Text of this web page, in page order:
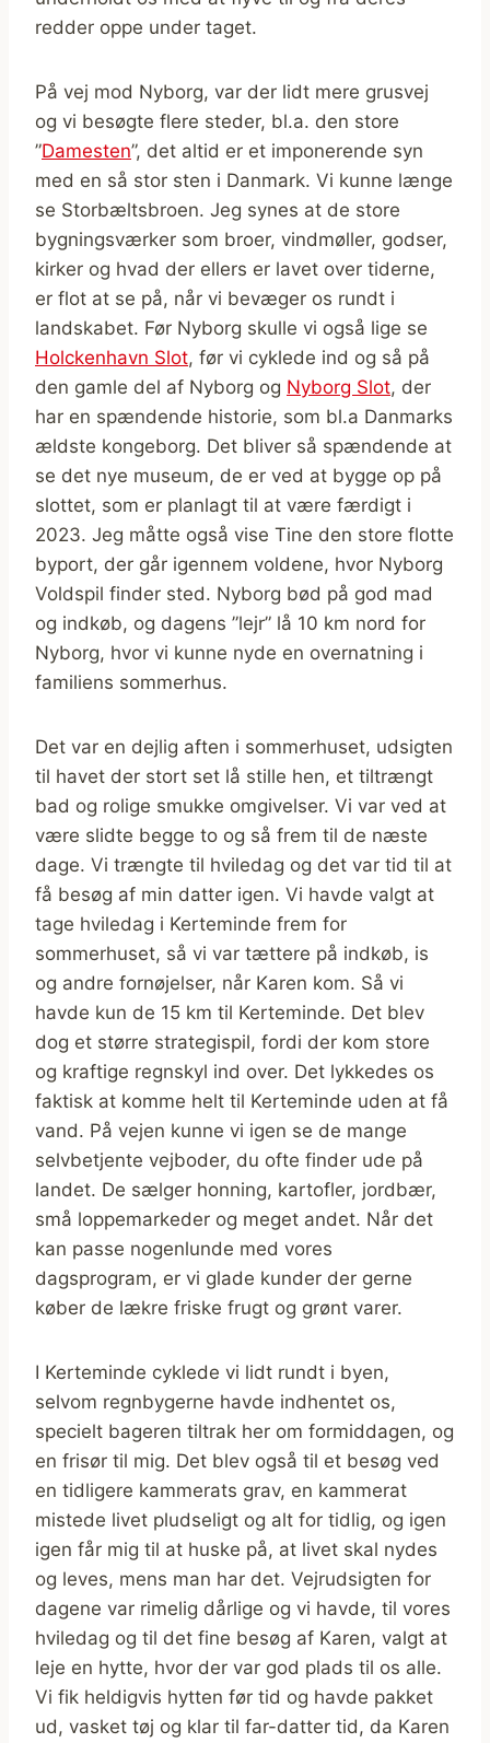
redder oppe under taget.
På vej mod Nyborg, var der lidt mere grusvej
og vi besøgte flere steder, bl.a. den store
”Damesten”, det altid er et imponerende syn
med en så stor sten i Danmark. Vi kunne længe
se Storbæltsbroen. Jeg synes at de store
bygningsværker som broer, vindmøller, godser,
kirker og hvad der ellers er lavet over tiderne,
er flot at se på, når vi bevæger os rundt i
landskabet. Før Nyborg skulle vi også lige se
Holckenhavn Slot, før vi cyklede ind og så på
den gamle del af Nyborg og Nyborg Slot, der
har en spændende historie, som bl.a Danmarks
ældste kongeborg. Det bliver så spændende at
se det nye museum, de er ved at bygge op på
slottet, som er planlagt til at være færdigt i
2023. Jeg måtte også vise Tine den store flotte
byport, der går igennem voldene, hvor Nyborg
Voldspil finder sted. Nyborg bød på god mad
og indkøb, og dagens ”lejr” lå 10 km nord for
Nyborg, hvor vi kunne nyde en overnatning i
familiens sommerhus.
Det var en dejlig aften i sommerhuset, udsigten
til havet der stort set lå stille hen, et tiltrængt
bad og rolige smukke omgivelser. Vi var ved at
være slidte begge to og så frem til de næste
dage. Vi trængte til hviledag og det var tid til at
få besøg af min datter igen. Vi havde valgt at
tage hviledag i Kerteminde frem for
sommerhuset, så vi var tættere på indkøb, is
og andre fornøjelser, når Karen kom. Så vi
havde kun de 15 km til Kerteminde. Det blev
dog et større strategispil, fordi der kom store
og kraftige regnskyl ind over. Det lykkedes os
faktisk at komme helt til Kerteminde uden at få
vand. På vejen kunne vi igen se de mange
selvbetjente vejboder, du ofte finder ude på
landet. De sælger honning, kartofler, jordbær,
små loppemarkeder og meget andet. Når det
kan passe nogenlunde med vores
dagsprogram, er vi glade kunder der gerne
køber de lækre friske frugt og grønt varer.
I Kerteminde cyklede vi lidt rundt i byen,
selvom regnbygerne havde indhentet os,
specielt bageren tiltrak her om formiddagen, og
en frisør til mig. Det blev også til et besøg ved
en tidligere kammerats grav, en kammerat
mistede livet pludseligt og alt for tidlig, og igen
igen får mig til at huske på, at livet skal nydes
og leves, mens man har det. Vejrudsigten for
dagene var rimelig dårlige og vi havde, til vores
hviledag og til det fine besøg af Karen, valgt at
leje en hytte, hvor der var god plads til os alle.
Vi fik heldigvis hytten før tid og havde pakket
ud, vasket tøj og klar til far-datter tid, da Karen